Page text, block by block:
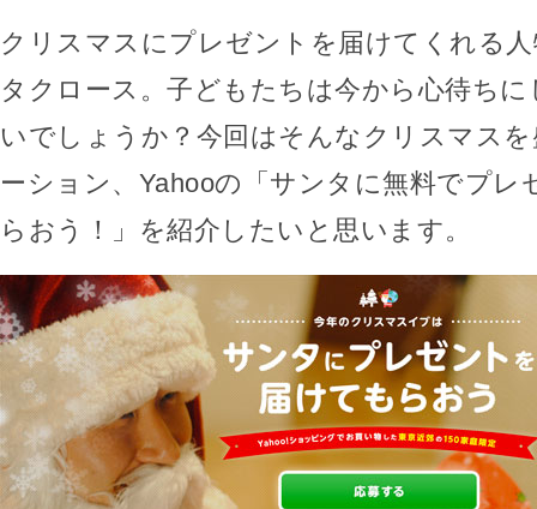
クリスマスにプレゼントを届けてくれる
タクロース。子どもたちは今から心待ち
いでしょうか？今回はそんなクリスマス
ーション、Yahooの「サンタに無料でプレ
らおう！」を紹介したいと思います。